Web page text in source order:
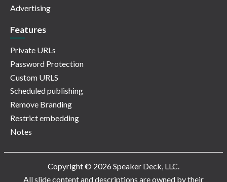
Advertising
Features
Private URLs
Password Protection
Custom URLS
Scheduled publishing
Remove Branding
Restrict embedding
Notes
Copyright © 2026 Speaker Deck, LLC.
All slide content and descriptions are owned by their